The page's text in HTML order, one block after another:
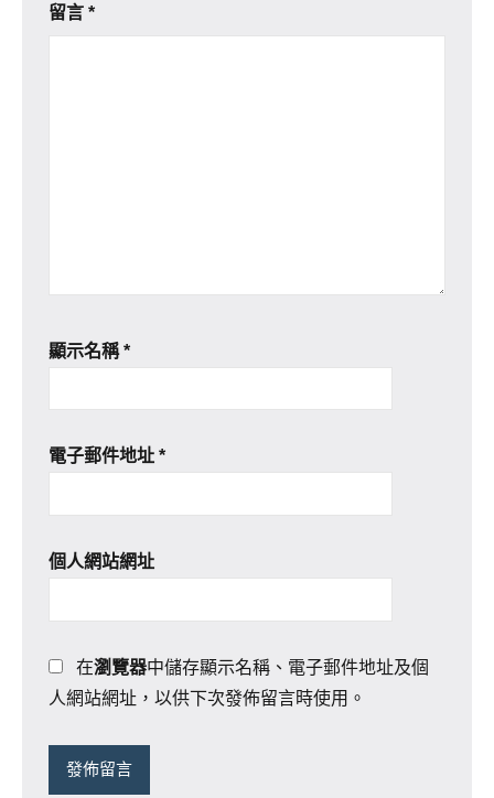
留言 *
顯示名稱*
電子郵件地址 *
個人網站網址
在瀏覽器中儲存顯示名稱、電子郵件地址及個
人網站網址，以供下次發佈留言時使用。